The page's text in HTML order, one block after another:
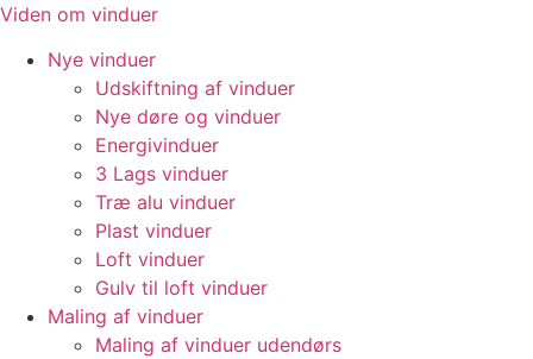
Videre
indhold
Viden om vinduer
Nye vinduer
Udskiftning af vinduer
Nye døre og vinduer
Energivinduer
3 Lags vinduer
Træ alu vinduer
Plast vinduer
Loft vinduer
Gulv til loft vinduer
Maling af vinduer
Maling af vinduer udendørs